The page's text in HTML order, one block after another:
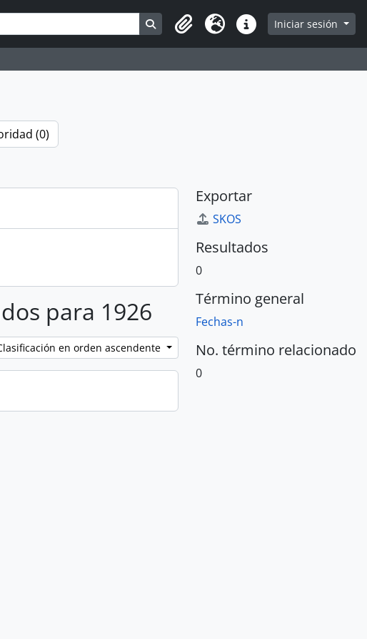
Search in browse page
Portapapeles
Idioma Enlaces rápidos
Iniciar sesión
(0)
para 1926
en orden ascendente
Exportar
SKOS
Resultados
0
Término general
Fechas-n
No. término relacionado
0